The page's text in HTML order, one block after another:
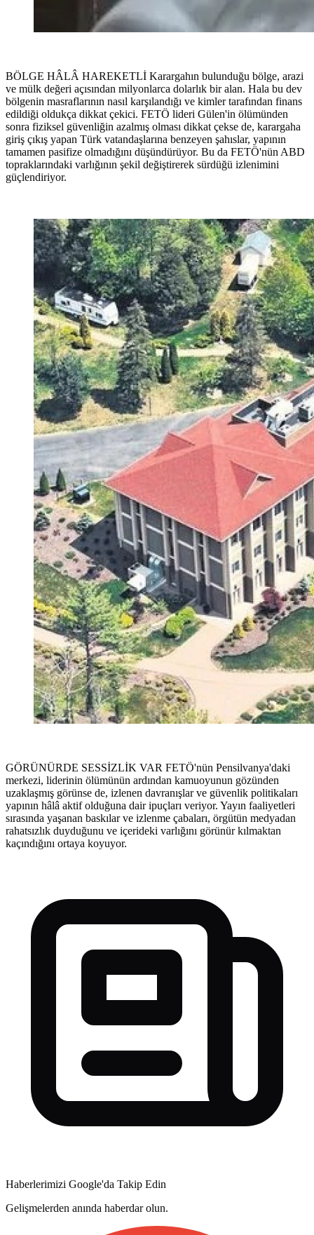
BÖLGE HÂLÂ HAREKETLİ Karargahın bulunduğu bölge, arazi
ve mülk değeri açısından milyonlarca dolarlık bir alan. Hala bu dev
bölgenin masraflarının nasıl karşılandığı ve kimler tarafından finans
edildiği oldukça dikkat çekici. FETÖ lideri Gülen'in ölümünden
sonra fiziksel güvenliğin azalmış olması dikkat çekse de, karargaha
giriş çıkış yapan Türk vatandaşlarına benzeyen şahıslar, yapının
tamamen pasifize olmadığını düşündürüyor. Bu da FETÖ'nün ABD
topraklarındaki varlığının şekil değiştirerek sürdüğü izlenimini
güçlendiriyor.
GÖRÜNÜRDE SESSİZLİK VAR FETÖ'nün Pensilvanya'daki
merkezi, liderinin ölümünün ardından kamuoyunun gözünden
uzaklaşmış görünse de, izlenen davranışlar ve güvenlik politikaları
yapının hâlâ aktif olduğuna dair ipuçları veriyor. Yayın faaliyetleri
sırasında yaşanan baskılar ve izlenme çabaları, örgütün medyadan
rahatsızlık duyduğunu ve içerideki varlığını görünür kılmaktan
kaçındığını ortaya koyuyor.
Haberlerimizi Google'da Takip Edin
Gelişmelerden anında haberdar olun.